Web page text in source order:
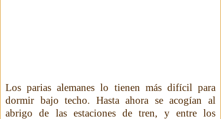
Los parias alemanes lo tienen más difícil para
dormir bajo techo. Hasta ahora se acogían al
abrigo de las estaciones de tren, y entre los